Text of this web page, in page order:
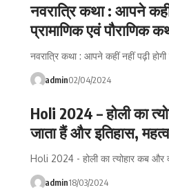
नवरात्रि कथा : आपने कहीं
प्रामाणिक एवं पौराणिक
नवरात्रि कथा : आपने कहीं नहीं पढ़ी
admin02/04/2024
Holi 2024 – होली का
जाता हैं और इतिहास,
Holi 2024 - होली का त्योहार कब और
admin18/03/2024